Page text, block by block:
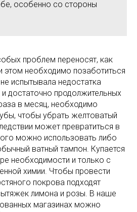
особенно со стороны
проблем переносят, как
этом необходимо позаботиться
испытывала недостатка
и достаточно продолжительных
в месяц, необходимо
чтобы убрать желтоватый
может превратиться в
можно использовать либо
ватный тампон. Купается
необходимости и только с
химии. Чтобы провести
покрова подходят
лимона и розы. В наше
магазинах можно